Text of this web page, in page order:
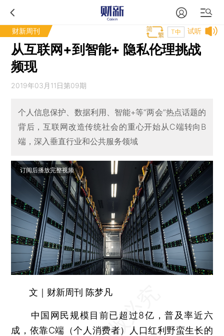
财新周刊 试听
T中
从互联网+到智能+ 隐私伦理挑战
频现
2019年03月11日第09期
个人信息保护、数据利用、智能+等“两会”热点话题的
背后，互联网改造传统社会的重心开始从C端转向B
端，深入垂直行业和公共服务领域
订阅后播放完整视频
文｜财新周刊 陈梦凡
中国网民规模目前已超过8亿，普及率近六
成，依靠C端（个人消费者）人口红利野蛮生长的